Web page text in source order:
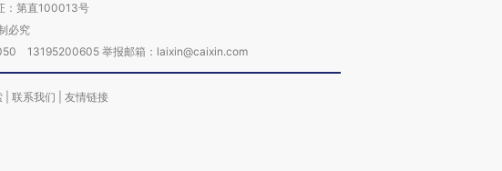
：第直100013号
必究
13195200605 举报邮箱：laixin@caixin.com
联系我们 友情链接